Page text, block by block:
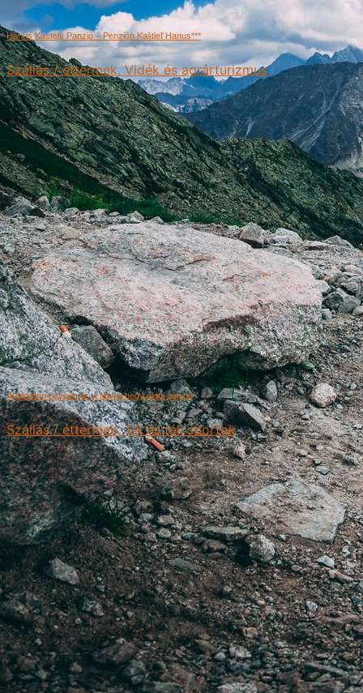
Hanus Kastély Panzió – Penzión Kaštieľ Hanus***
Szállás / éttermek, Vidék és agrárturizmus
Autocamp Levoča és a Mária-hegy alatti panzió
Szállás / éttermek, Tél és téli sportok